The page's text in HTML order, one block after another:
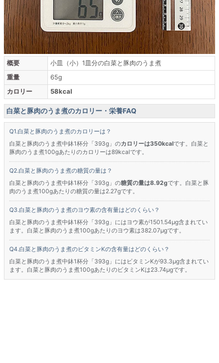
概要
小皿（小）1皿分の白菜と豚肉のうま煮
重量
65g
カロリー
58kcal
白菜と豚肉のうま煮のカロリー・栄養FAQ
白菜と豚肉のうま煮のカロリーは？
白菜と豚肉のうま煮中鉢1杯分「393g」のカロリーは350kcalです。白菜と
豚肉のうま煮100gあたりのカロリーは89kcalです。
白菜と豚肉のうま煮の糖質の量は？
白菜と豚肉のうま煮中鉢1杯分「393g」の糖質の量は8.92gです。白菜と豚
肉のうま煮100gあたりの糖質の量は2.27gです。
白菜と豚肉のうま煮のヨウ素の含有量はどのくらい？
白菜と豚肉のうま煮中鉢1杯分「393g」にはヨウ素が1501.54μg含まれてい
ます。白菜と豚肉のうま煮100gあたりのヨウ素は382.07μgです。
白菜と豚肉のうま煮のビタミンKの含有量はどのくらい？
白菜と豚肉のうま煮中鉢1杯分「393g」にはビタミンKが93.3μg含まれてい
ます。白菜と豚肉のうま煮100gあたりのビタミンKは23.74μgです。